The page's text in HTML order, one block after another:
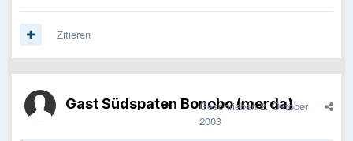
Zitieren
Gast Südspaten Bonobo (merda)
Geschrieben2. Oktober
2003